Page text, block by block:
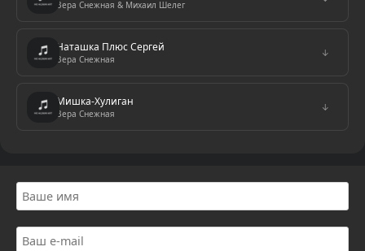
Вера Снежная & Михаил Шелег
Наташка Плюс Сергей
Вера Снежная
↓
Мишка-Хулиган
Вера Снежная
↓